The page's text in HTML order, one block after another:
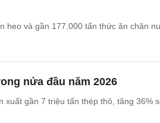
heo và gần 177.000 tấn thức ăn chăn
nửa đầu năm 2026
xuất gần 7 triệu tấn thép thô, tăng 36%